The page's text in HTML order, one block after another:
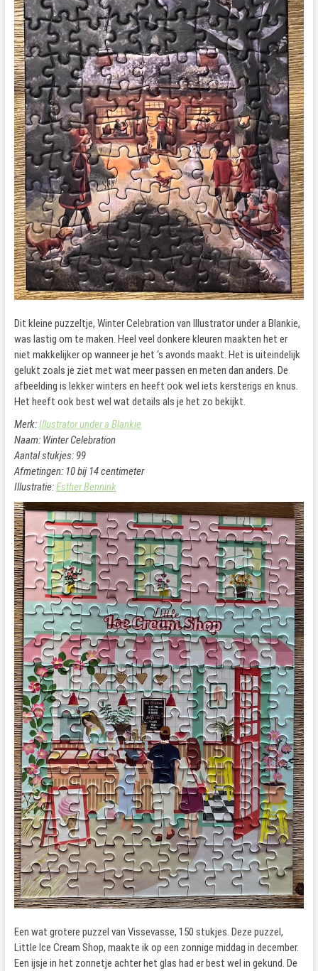
Dit kleine puzzeltje, Winter Celebration van Illustrator under a Blankie,
was lastig om te maken. Heel veel donkere kleuren maakten het er
niet makkelijker op wanneer je het ‘s avonds maakt. Het is uiteindelijk
gelukt zoals je ziet met wat meer passen en meten dan anders. De
afbeelding is lekker winters en heeft ook wel iets kersterigs en knus.
Het heeft ook best wel wat details als je het zo bekijkt.
Merk:Illustrator under a Blankie
Naam: Winter Celebration
Aantal stukjes: 99
Afmetingen: 10 bij 14 centimeter
Illustratie:Esther Bennink
Een wat grotere puzzel van Vissevasse, 150 stukjes. Deze puzzel,
Little Ice Cream Shop, maakte ik op een zonnige middag in december.
Een ijsje in het zonnetje achter het glas had er best wel in gekund. De